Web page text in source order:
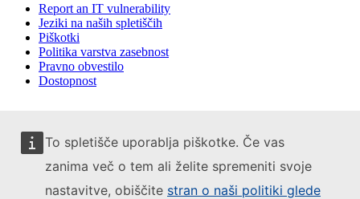
To spletišče uporablja piškotke. Če vas
zanima več o tem ali želite spremeniti svoje
nastavitve, obiščite stran o naši politiki glede
Report an IT vulnerability
Jeziki na naših spletiščih
Piškotki
Politika varstva zasebnost
Pravno obvestilo
Dostopnost